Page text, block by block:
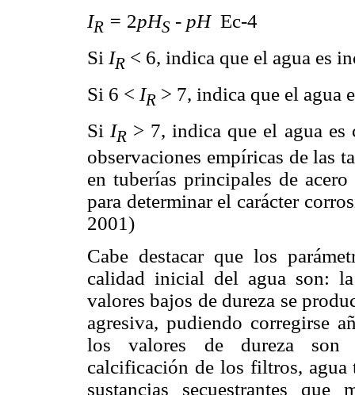
IR = 2pHS - pH Ec-4
Si IR < 6, indica que el agua es
Si 6 < IR > 7, indica que el agua
Si IR > 7, indica que el agua es
observaciones empíricas de las
en tuberías principales de
para determinar el carácter
2001)
Cabe destacar que los
calidad inicial del agua son:
valores bajos de dureza se
agresiva, pudiendo corregirse
los valores de dureza son
calcificación de los filtros, agua
sustancias secuestrantes